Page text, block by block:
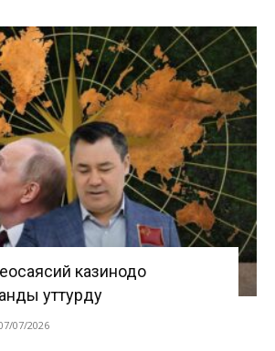
казинодо
уттурду
07/2026